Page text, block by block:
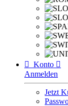
 Konto 
Anmelden
Jetzt